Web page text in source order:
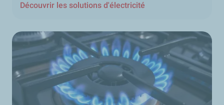
Découvrir les solutions d'électricité